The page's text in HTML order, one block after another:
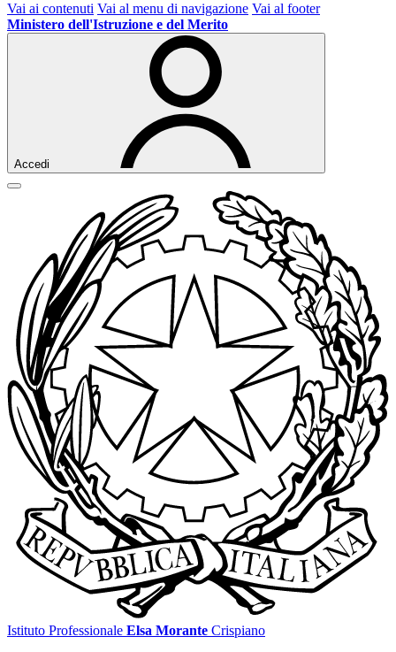
Vai ai contenuti Vai al menu di navigazione Vai al footer
Ministero dell'Istruzione e del Merito
Accedi
Istituto Professionale Elsa Morante Crispiano